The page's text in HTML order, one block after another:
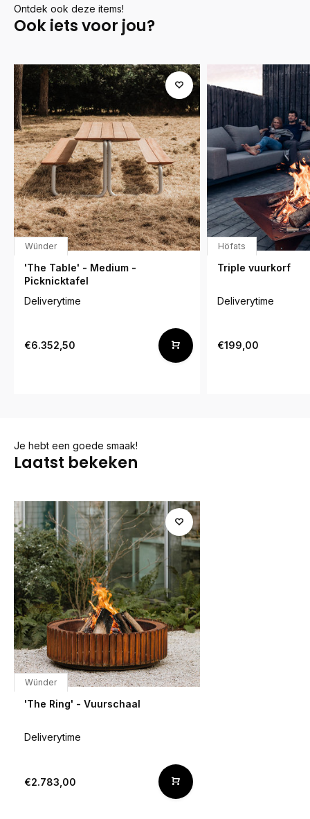
Ontdek ook deze items!
Ook iets voor jou?
Wünder
'The Table' - Medium -
Picknicktafel
Deliverytime
€6.352,50
Höfats
Triple vuurkorf
Deliverytime
€199,00
Je hebt een goede smaak!
Laatst bekeken
Wünder
'The Ring' - Vuurschaal
Deliverytime
€2.783,00